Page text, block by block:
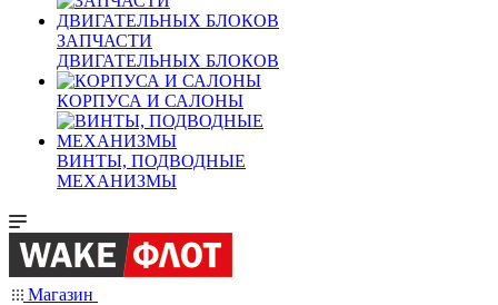
ЗАПЧАСТИ
ДВИГАТЕЛЬНЫХ БЛОКОВ
КОРПУСА И САЛОНЫ
ВИНТЫ, ПОДВОДНЫЕ
МЕХАНИЗМЫ
Магазин